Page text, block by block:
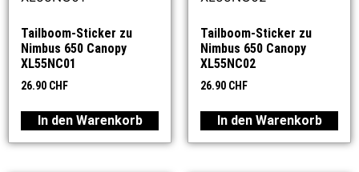
Tailboom-Sticker zu
Nimbus 650 Canopy
XL55NC01
26.90 CHF
In den Warenkorb
Tailboom-Sticker zu
Nimbus 650 Canopy
XL55NC02
26.90 CHF
In den Warenkorb